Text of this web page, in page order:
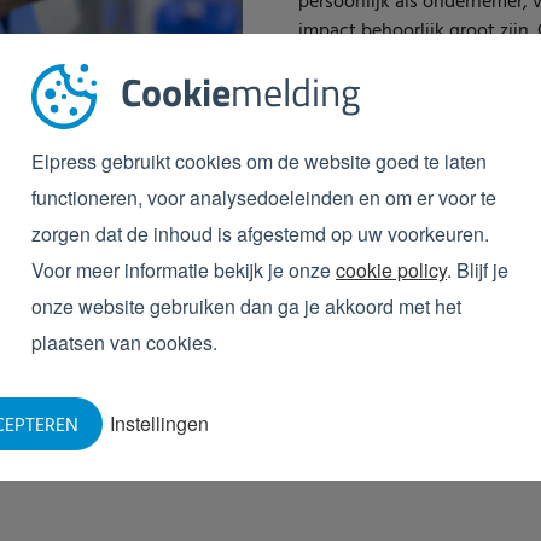
Cookiemelding
Elpress gebruikt cookies om de website goed te laten
functioneren, voor analysedoeleinden en om er voor te
zorgen dat de inhoud is afgestemd op uw voorkeuren.
Voor meer informatie bekijk je onzecookie policy. Blijf je
onze website gebruiken dan ga je akkoord met het
plaatsen van cookies.
Instellingen
impact behoorlijk groot zijn.
Elpress heeft een handige
terug vindt. Download deze
onderstaande button.
TOOLKIT DOWNLOADEN